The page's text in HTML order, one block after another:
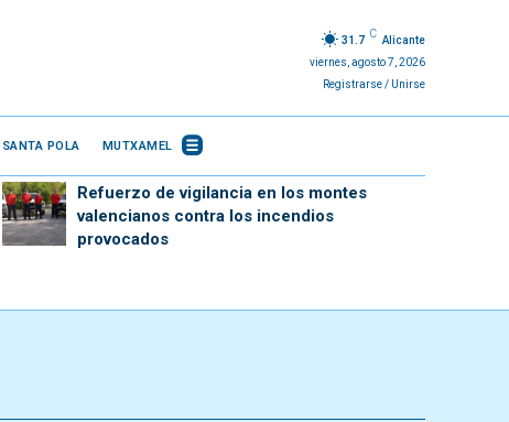
31.7
C
Alicante
viernes, agosto 7, 2026
Registrarse / Unirse
SANTA POLA MUTXAMEL
Refuerzo de vigilancia en los montes
valencianos contra los incendios
provocados